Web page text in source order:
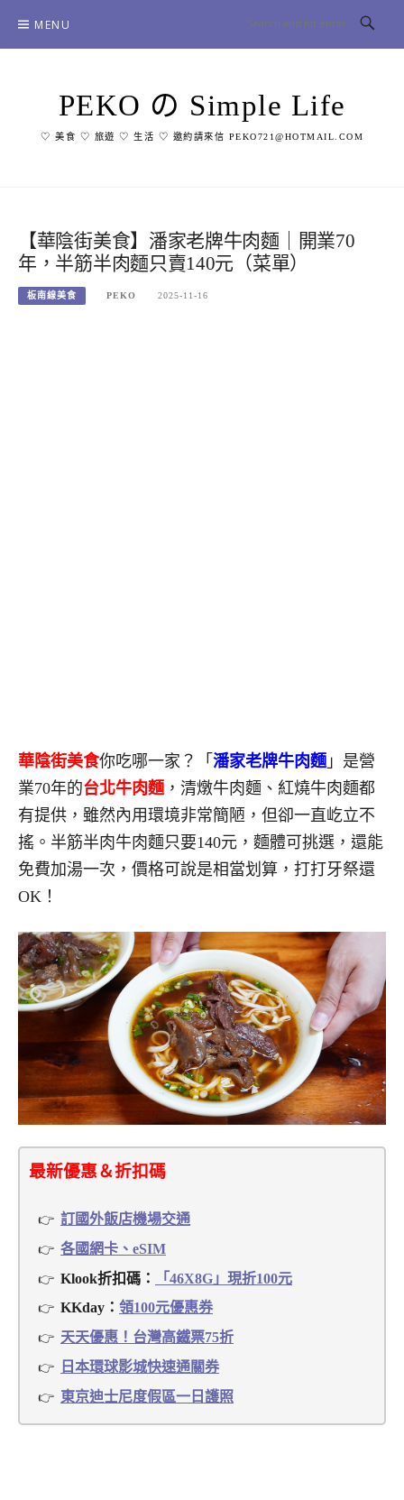
content
MENU
PEKO の Simple Life
♡ 美食 ♡ 旅遊 ♡ 生活 ♡ 邀約請來信 PEKO721@HOTMAIL.COM
【華陰街美食】潘家老牌牛肉麵｜開業70
年，半筋半肉麵只賣140元（菜單）
板南線美食 PEKO 2025-11-16
華陰街美食你吃哪一家？「 潘家老牌牛肉麵」是營
業70年的台北牛肉麵，清燉牛肉麵、紅燒牛肉麵都
有提供，雖然內用環境非常簡陋，但卻一直屹立不
搖。半筋半肉牛肉麵只要140元，麵體可挑選，還能
免費加湯一次，價格可說是相當划算，打打牙祭還
OK！
最新優惠＆折扣碼
訂國外飯店機場交通
各國網卡、eSIM
Klook折扣碼：
「46X8G」現折100元
KKday： 領100元優惠券
天天優惠！台灣高鐵票75折
日本環球影城快速通關券
東京迪士尼度假區一日護照